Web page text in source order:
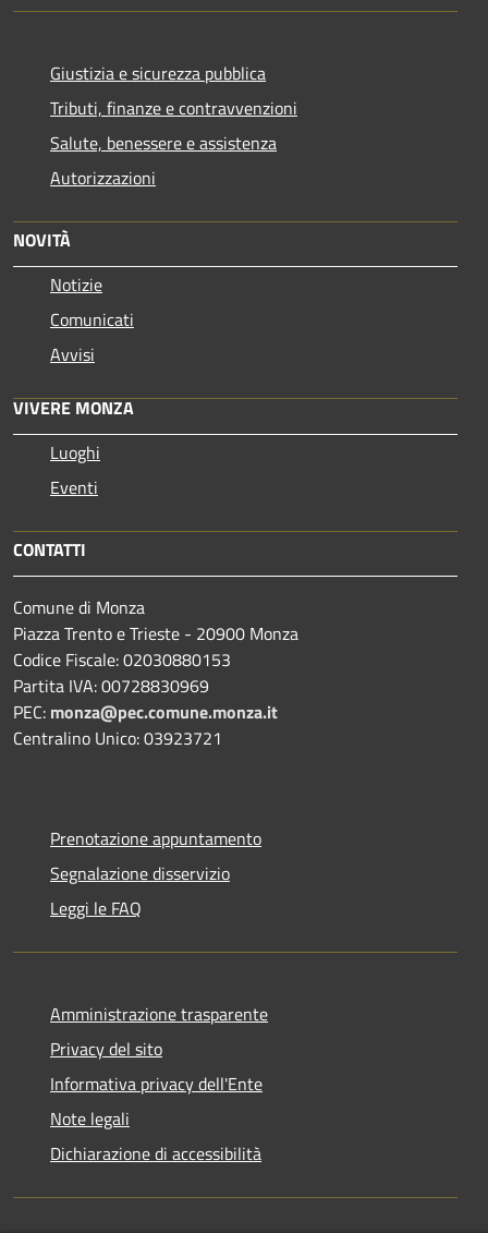
Giustizia e sicurezza pubblica
Tributi, finanze e contravvenzioni
Salute, benessere e assistenza
Autorizzazioni
NOVITÀ
Notizie
Comunicati
Avvisi
VIVERE MONZA
Luoghi
Eventi
CONTATTI
Comune di Monza
Piazza Trento e Trieste - 20900 Monza
Codice Fiscale: 02030880153
Partita IVA: 00728830969
PEC: monza@pec.comune.monza.it
Centralino Unico: 03923721
Prenotazione appuntamento
Segnalazione disservizio
Leggi le FAQ
Amministrazione trasparente
Privacy del sito
Informativa privacy dell'Ente
Note legali
Dichiarazione di accessibilità